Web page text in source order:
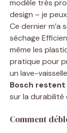
modèle très
design – je
Ce dernier m’a
séchage
même les
pratique pour
un lave-
Bosch
sur la durabilité
Comment